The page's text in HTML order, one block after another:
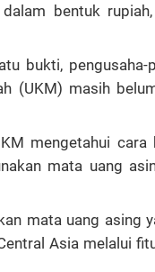
bentuk
bukti, pengusaha-
(UKM) masih
mengetahui cara
mata uang
mata uang asing
Asia melalui